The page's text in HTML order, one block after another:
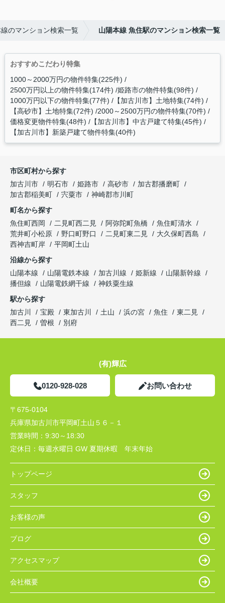
のマンション検索一覧 山陽本線 魚住駅のマンション検索一覧
おすすめこだわり特集
1000～2000万円の物件特集(225件)
2500万円以上の物件特集(174件) 姫路市の物件特集(98件)
1000万円以下の物件特集(77件) 【加古川市】土地特集(74件)
【高砂市】土地特集(72件) 2000～2500万円の物件特集(70件)
価格変更物件特集(48件) 【加古川市】中古戸建て特集(45件)
【加古川市】新築戸建て物件特集(40件)
市区町村から探す
加古川市
明石市 姫路市 高砂市
加古郡播磨町
加古郡稲美町
宍粟市
神崎郡市川町
町名から探す
魚住町西岡
二見町西二見 阿弥陀町魚橋
魚住町清水
荒井町小松原
野口町野口 二見町東二見
大久保町西島
西神吉町岸
平岡町土山
沿線から探す
山陽本線
山陽電鉄本線 加古川線 姫新線
山陽新幹線
播但線
山陽電鉄網干線
神鉄粟生線
駅から探す
加古川
宝殿 東加古川 土山 浜の宮 魚住
東二見
西二見
曽根 別府
(有)輝広
0120-928-028 お問い合わせ
〒675-0104
兵庫県加古川市平岡町土山５６－１
営業時間： 9:30～18:30
定休日： 毎週水曜日 GW 夏期休暇 年末年始
トップページ
スタッフ
お客様の声
ブログ
アクセスマップ
会社概要